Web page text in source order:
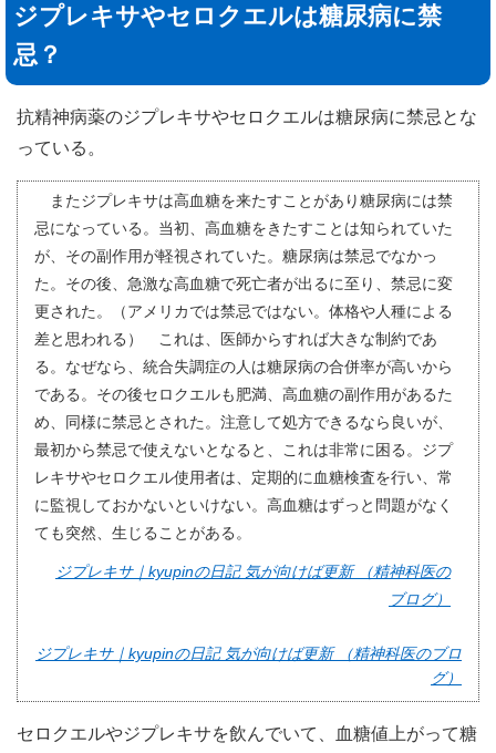
ジプレキサやセロクエルは糖尿病に禁
忌？
抗精神病薬のジプレキサやセロクエルは糖尿病に禁忌とな
っている。
またジプレキサは高血糖を来たすことがあり糖尿病には禁
忌になっている。当初、高血糖をきたすことは知られていた
が、その副作用が軽視されていた。糖尿病は禁忌でなかっ
た。その後、急激な高血糖で死亡者が出るに至り、禁忌に変
更された。（アメリカでは禁忌ではない。体格や人種による
差と思われる） これは、医師からすれば大きな制約であ
る。なぜなら、統合失調症の人は糖尿病の合併率が高いから
である。その後セロクエルも肥満、高血糖の副作用があるた
め、同様に禁忌とされた。注意して処方できるなら良いが、
最初から禁忌で使えないとなると、これは非常に困る。ジプ
レキサやセロクエル使用者は、定期的に血糖検査を行い、常
に監視しておかないといけない。高血糖はずっと問題がなく
ても突然、生じることがある。
ジプレキサ｜kyupinの日記 気が向けば更新 （精神科医の
ブログ）
ジプレキサ｜kyupinの日記 気が向けば更新 （精神科医のブロ
グ）
セロクエルやジプレキサを飲んでいて、血糖値上がって糖